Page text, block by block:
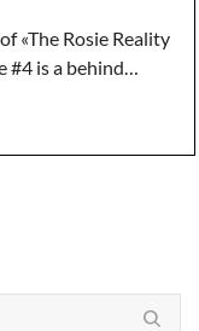
«The Rosie Reality
is a behind…